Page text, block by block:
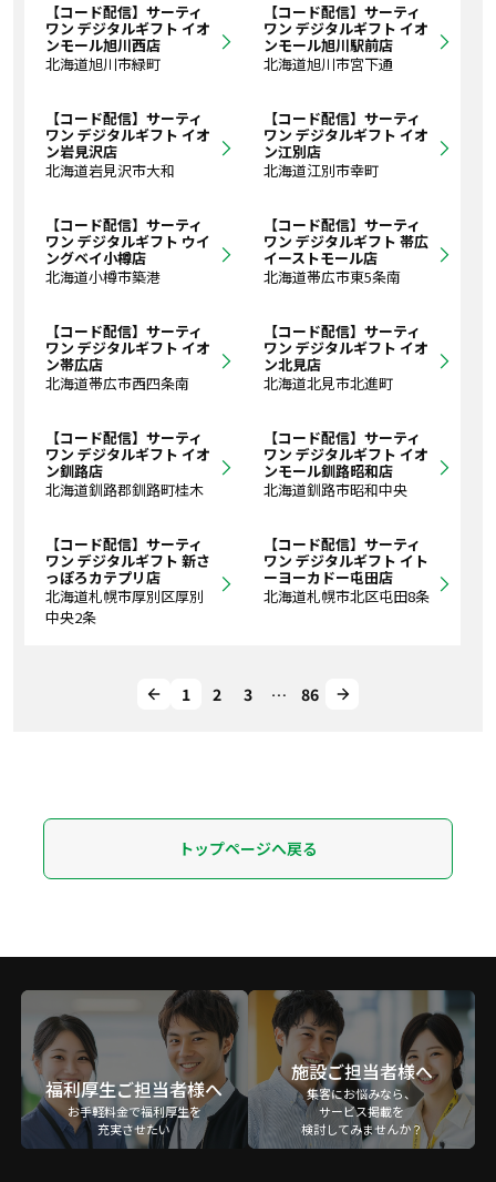
【コード配信】サーティ
ワン デジタルギフト イオ
ンモール旭川西店
北海道旭川市緑町
【コード配信】サーティ
ワン デジタルギフト イオ
ンモール旭川駅前店
北海道旭川市宮下通
【コード配信】サーティ
ワン デジタルギフト イオ
ン岩見沢店
北海道岩見沢市大和
【コード配信】サーティ
ワン デジタルギフト イオ
ン江別店
北海道江別市幸町
【コード配信】サーティ
ワン デジタルギフト ウイ
ングベイ小樽店
北海道小樽市築港
【コード配信】サーティ
ワン デジタルギフト 帯広
イーストモール店
北海道帯広市東5条南
【コード配信】サーティ
ワン デジタルギフト イオ
ン帯広店
北海道帯広市西四条南
【コード配信】サーティ
ワン デジタルギフト イオ
ン北見店
北海道北見市北進町
【コード配信】サーティ
ワン デジタルギフト イオ
ン釧路店
北海道釧路郡釧路町桂木
【コード配信】サーティ
ワン デジタルギフト イオ
ンモール釧路昭和店
北海道釧路市昭和中央
【コード配信】サーティ
ワン デジタルギフト 新さ
っぽろカテプリ店
北海道札幌市厚別区厚別
中央2条
【コード配信】サーティ
ワン デジタルギフト イト
ーヨーカドー屯田店
北海道札幌市北区屯田8条
1 2 3 … 86
トップページへ戻る
福利厚生ご担当者様へ
お手軽料金で福利厚生を
充実させたい
施設ご担当者様へ
集客にお悩みなら、
サービス掲載を
検討してみませんか？